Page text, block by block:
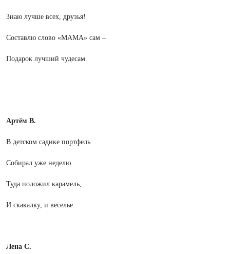
Знаю лучше всех, друзья!
Составлю слово «МАМА» сам –
Подарок лучший чудесам.
Артём В.
В детском садике портфель
Собирал уже неделю.
Туда положил карамель,
И скакалку, и веселье.
Лена С.